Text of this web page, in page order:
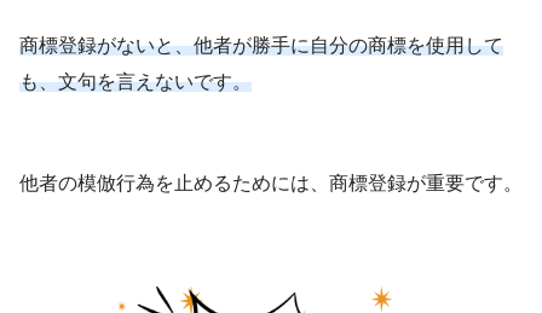
商標登録がないと、他者が勝手に自分の商標を使用して
も、文句を言えないです。
他者の模倣行為を止めるためには、商標登録が重要です。